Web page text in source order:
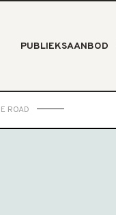
PUBLIEKSAANBOD
ROAD